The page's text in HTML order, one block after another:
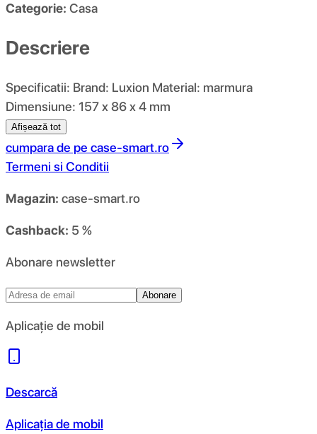
Categorie: Casa
Descriere
Specificatii: Brand: Luxion Material: marmura
Dimensiune: 157 x 86 x 4 mm
Afișează tot
cumpara de pe case-smart.ro
Termeni si Conditii
Magazin: case-smart.ro
Cashback: 5 %
Abonare newsletter
Abonare
Aplicație de mobil
Descarcă
Aplicația de mobil